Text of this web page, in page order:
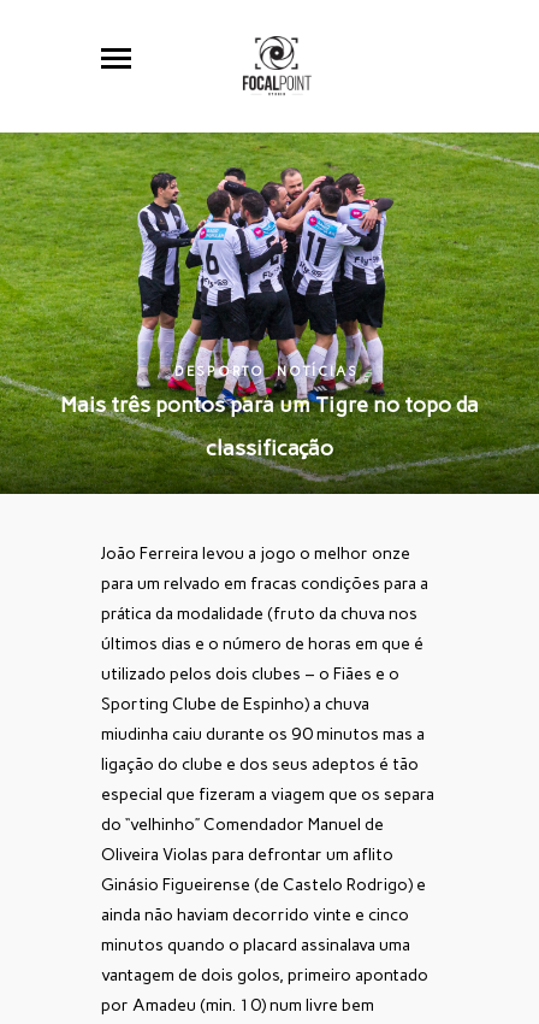
DESPORTO NOTÍCIAS
Mais três pontos para um Tigre no topo da
classificação
João Ferreira levou a jogo o melhor onze
para um relvado em fracas condições para a
prática da modalidade (fruto da chuva nos
últimos dias e o número de horas em que é
utilizado pelos dois clubes – o Fiães e o
Sporting Clube de Espinho) a chuva
miudinha caiu durante os 90 minutos mas a
ligação do clube e dos seus adeptos é tão
especial que fizeram a viagem que os separa
do “velhinho” Comendador Manuel de
Oliveira Violas para defrontar um aflito
Ginásio Figueirense (de Castelo Rodrigo) e
ainda não haviam decorrido vinte e cinco
minutos quando o placard assinalava uma
vantagem de dois golos, primeiro apontado
por Amadeu (min. 10) num livre bem